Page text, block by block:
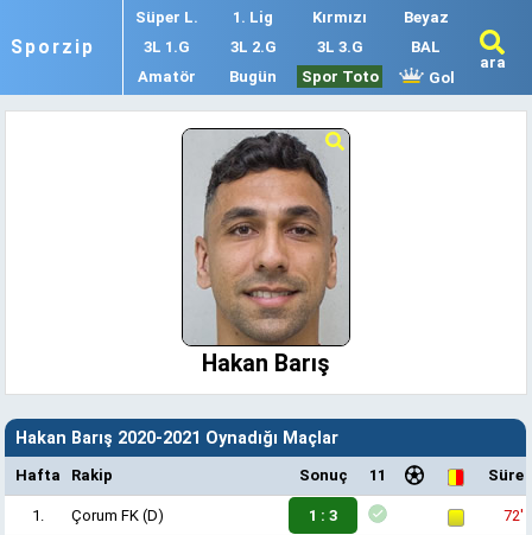
Sporzip
Süper L. 1. Lig Kırmızı
Beyaz
3L 1.G
3L 2.G 3L 3.G
BAL
Amatör
Bugün Spor Toto Gol
ara
Hakan Barış
Hakan Barış 2020-2021 Oynadığı Maçlar
Hafta Rakip Sonuç 11 Süre
1. Çorum FK (D) 1 : 3 72'